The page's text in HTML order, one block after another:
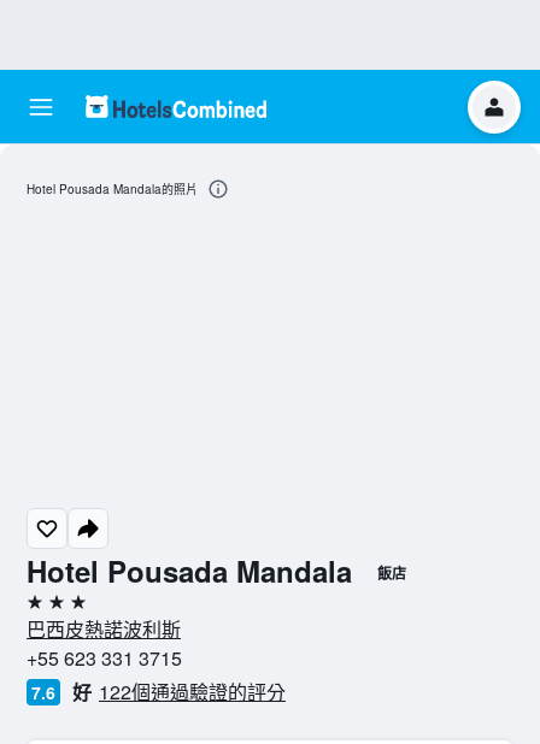
Hotel Pousada Mandala 飯店
3星級
巴西皮熱諾波利斯
+55 623 331 3715
7.6 好 122個通過驗證的評分
Hotel Pousada Mandala的照片